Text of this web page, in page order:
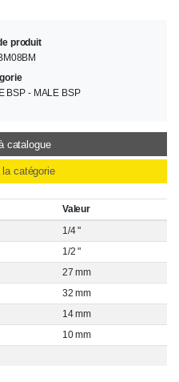
Valeur
1/4 "
1/2 "
27 mm
32 mm
14 mm
10 mm
produit
BSP - MALE BSP
catalogue
la catégorie